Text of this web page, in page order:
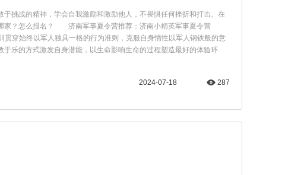
战的精神，学会自我激励和激励他人，不畏惧任何挫折和打击。在
哪家？怎么报名？ 济南军事夏令营推荐：济南小精英军事夏令营
始终以军人独具一格的行为准则，克服自身惰性以军人钢铁般的意
乐的方式激发自身潜能，以生命影响生命的过程塑造最好的体验环
287
2024-07-18